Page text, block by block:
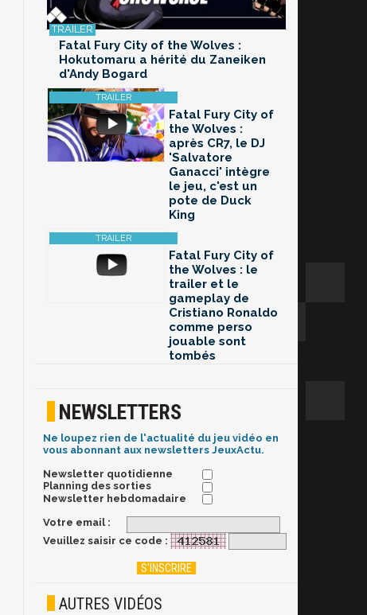
Fatal Fury City of the Wolves :
Hokutomaru a hérité du Zaneiken
d'Andy Bogard
Fatal Fury City of
the Wolves :
après CR7, le DJ
'Salvatore
Ganacci' intègre
le jeu, c'est un
pote de Duck
King
Fatal Fury City of
the Wolves : le
trailer et le
gameplay de
Cristiano Ronaldo
comme perso
jouable sont
tombés
NEWSLETTERS
Ne loupez rien de l'actualité du jeu vidéo en
vous abonnant aux newsletters JeuxActu.
Newsletter quotidienne
Planning des sorties
Newsletter hebdomadaire
Votre email :
Veuillez saisir ce code :
AUTRES VIDÉOS